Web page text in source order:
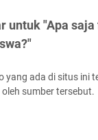
untuk "Apa
yang ada di situs ini
sumber tersebut.